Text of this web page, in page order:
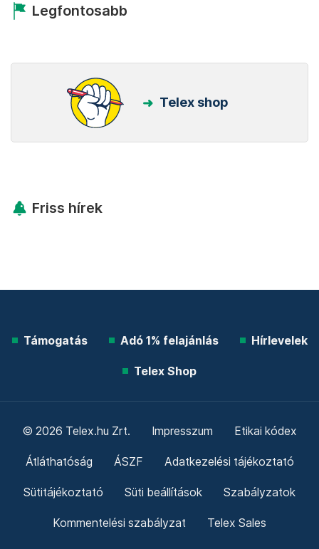
Legfontosabb
Telex shop
Friss hírek
Támogatás Adó 1% felajánlás Hírlevelek
Telex Shop
© 2026 Telex.hu Zrt. Impresszum Etikai kódex
Átláthatóság ÁSZF Adatkezelési tájékoztató
Sütitájékoztató Süti beállítások Szabályzatok
Kommentelési szabályzat Telex Sales